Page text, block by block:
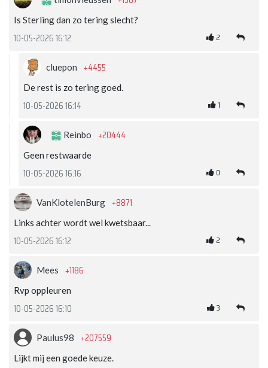
Is Sterling dan zo tering slecht?
10-05-2026 16:12 2
cluepon +4455
De rest is zo tering goed.
10-05-2026 16:14 1
Reinbo +20444
Geen restwaarde
10-05-2026 16:16 0
VanKlotelenBurg +8871
Links achter wordt wel kwetsbaar...
10-05-2026 16:12 2
Mees +1186
Rvp oppleuren
10-05-2026 16:10 3
Paulus98 +207559
Lijkt mij een goede keuze.